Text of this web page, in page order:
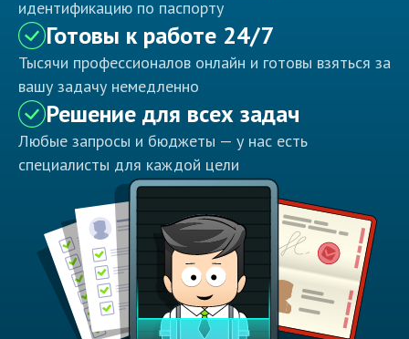
идентификацию по паспорту
Готовы к работе 24/7
Тысячи профессионалов онлайн и готовы взяться за
вашу задачу немедленно
Решение для всех задач
Любые запросы и бюджеты — у нас есть
специалисты для каждой цели